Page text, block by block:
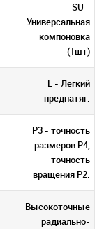
SU -
Универсальная
компоновка
(1шт)
L - Лёгкий
преднатяг.
P3 - точность
размеров P4,
точность
вращения P2.
Высокоточные
радиально-